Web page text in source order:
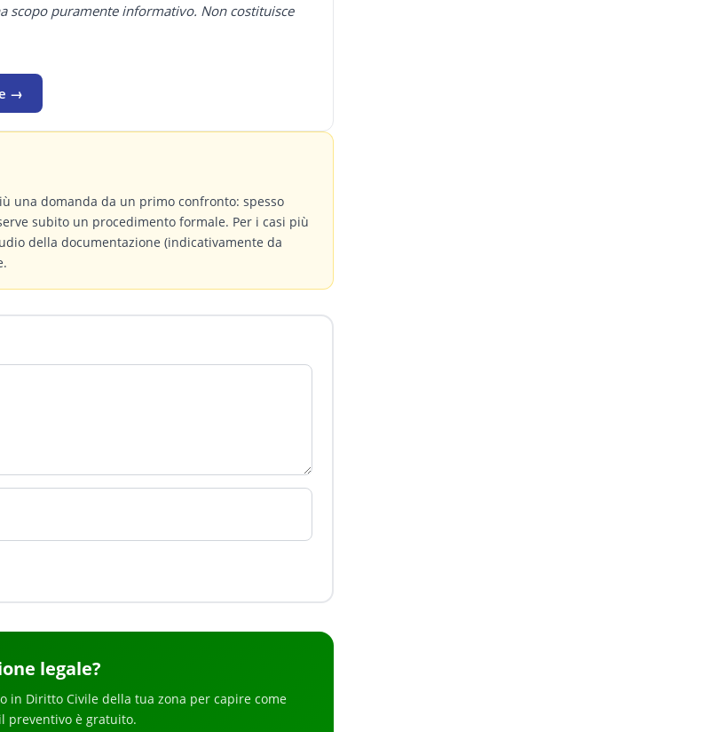
scopo puramente informativo. Non costituisce
→
una domanda da un primo confronto: spesso
subito un procedimento formale. Per i casi più
della documentazione (indicativamente da
legale?
in Diritto Civiledella tua zona per capire come
preventivo è gratuito.